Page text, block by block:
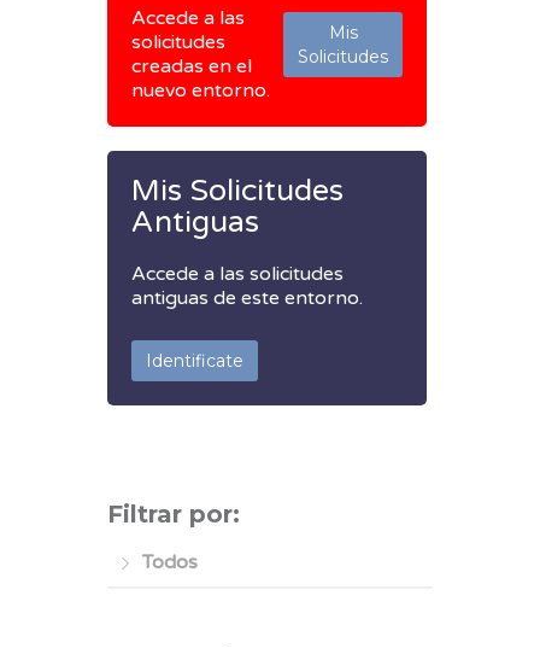
Accede a las
solicitudes
creadas en el
nuevo entorno.
Mis
Solicitudes
Mis Solicitudes
Antiguas
Accede a las solicitudes
antiguas de este entorno.
Identificate
Filtrar por:
Todos